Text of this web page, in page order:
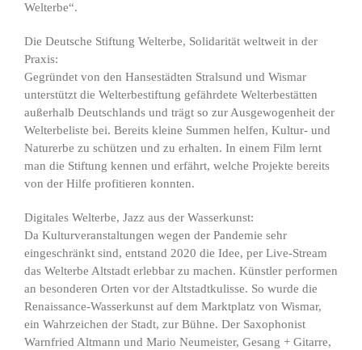
Welterbe“.
Die Deutsche Stiftung Welterbe, Solidarität weltweit in der
Praxis:
Gegründet von den Hansestädten Stralsund und Wismar
unterstützt die Welterbestiftung gefährdete Welterbestätten
außerhalb Deutschlands und trägt so zur Ausgewogenheit der
Welterbeliste bei. Bereits kleine Summen helfen, Kultur- und
Naturerbe zu schützen und zu erhalten. In einem Film lernt
man die Stiftung kennen und erfährt, welche Projekte bereits
von der Hilfe profitieren konnten.
Digitales Welterbe, Jazz aus der Wasserkunst:
Da Kulturveranstaltungen wegen der Pandemie sehr
eingeschränkt sind, entstand 2020 die Idee, per Live-Stream
das Welterbe Altstadt erlebbar zu machen. Künstler performen
an besonderen Orten vor der Altstadtkulisse. So wurde die
Renaissance-Wasserkunst auf dem Marktplatz von Wismar,
ein Wahrzeichen der Stadt, zur Bühne. Der Saxophonist
Warnfried Altmann und Mario Neumeister, Gesang + Gitarre,